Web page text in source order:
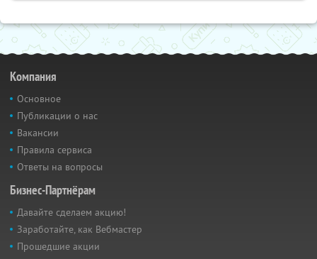
Компания
Основное
Публикации о нас
Вакансии
Правила сервиса
Ответы на вопросы
Бизнес-Партнёрам
Давайте сделаем акцию!
Заработайте, как Вебмастер
Прошедшие акции